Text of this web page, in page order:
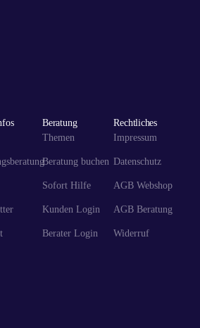
Beratung
Themen
Beratung buchen
Sofort Hilfe
Kunden Login
Berater Login
Rechtliches
Impressum
Datenschutz
AGB Webshop
AGB Beratung
Widerruf